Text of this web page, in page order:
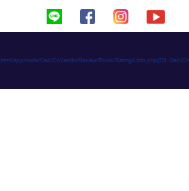
code/Ced/CsVendorReview/Block/Rating/Lists.php(72):